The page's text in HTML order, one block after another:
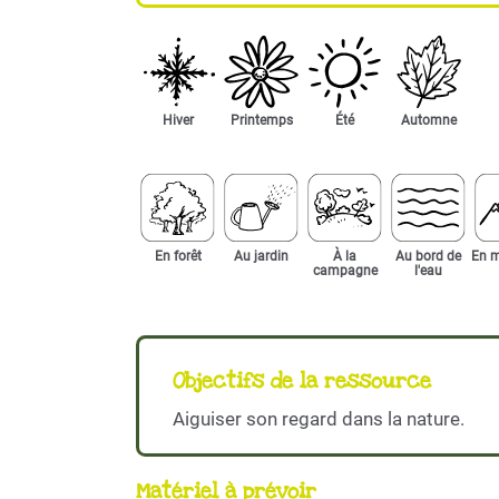
Hiver Printemps Été Automne
En forêt Au jardin
À la
campagne
Au bord de
l'eau
En
Objectifs de la ressource
Aiguiser son regard dans la nature.
Matériel à prévoir